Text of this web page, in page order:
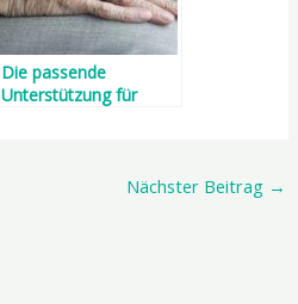
Die passende
Unterstützung für
Nächster Beitrag →